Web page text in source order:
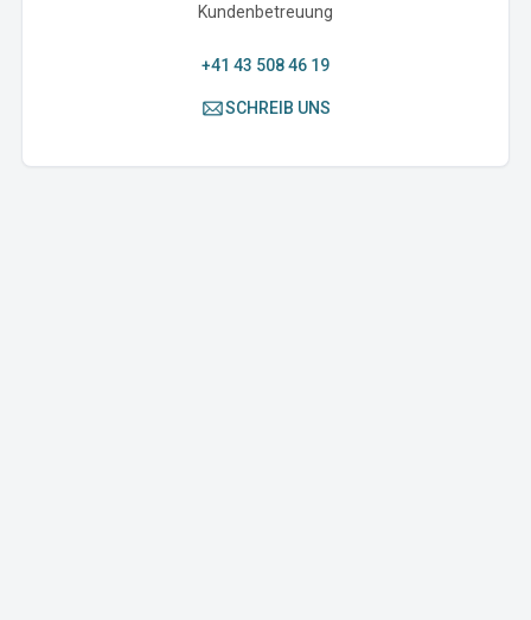
Kundenbetreuung
+41 43 508 46 19
SCHREIB UNS